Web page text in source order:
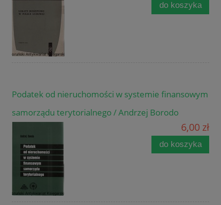
do koszyka
Podatek od nieruchomości w systemie finansowym
samorządu terytorialnego / Andrzej Borodo
6,00 zł
do koszyka